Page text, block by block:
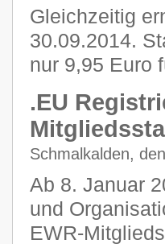
Gleichzeitig
30.09.2014.
nur 9,95 Euro
.EU
Schmalkalden,
Ab 8. Januar
und
EWR-